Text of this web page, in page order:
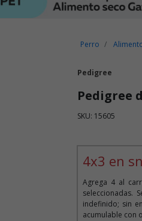
Perro
Pedigree
Pedigree
SKU: 15605
4x3 en
Agrega 4 al
seleccionadas.
indefinido; sin
acumulable con